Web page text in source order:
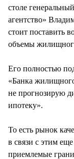
столе
агентство»
стоит поставить
объемы
Его полностью
«Банка
не прогнозирую
ипотеку».
То есть рынок
в связи с этим
приемлемые